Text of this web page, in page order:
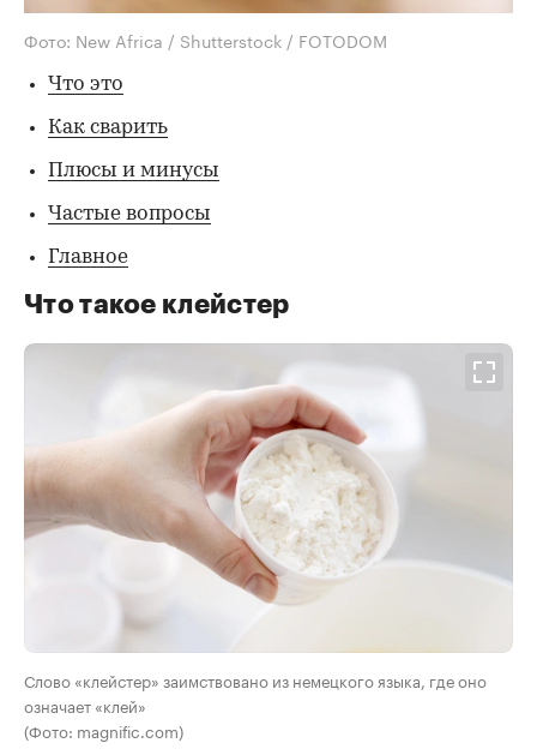
Фото: New Africa / Shutterstock / FOTODOM
Что это
Как сварить
Плюсы и минусы
Частые вопросы
Главное
Что такое клейстер
Слово «клейстер» заимствовано из немецкого языка, где оно
означает «клей»
(Фото: magnific.com)